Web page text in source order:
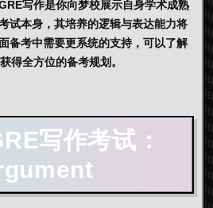
写作是你向梦校展示自身学术成熟
试本身，其培养的逻辑与表达能力将
备考中需要更系统的支持，可以了解
获得全方位的备考规划。
写作考试：